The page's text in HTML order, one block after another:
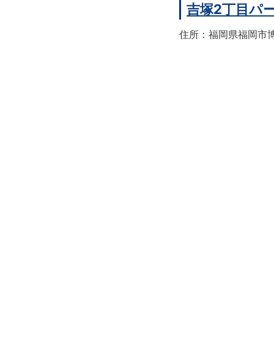
吉塚2丁目パ
住所：福岡県福岡